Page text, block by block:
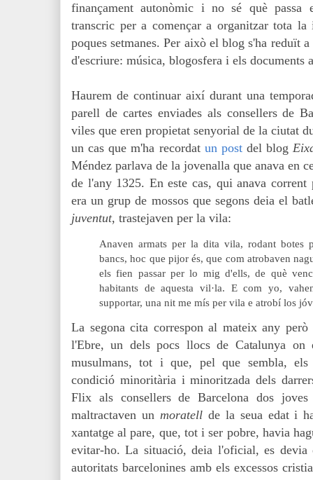
finançament autonòmic i no sé què passa
transcric per a començar a organitzar tota la
poques setmanes. Per això el blog s'ha reduït
d'escriure: música, blogosfera i els documents
Haurem de continuar així durant una
parell de cartes enviades als consellers de
viles que eren propietat senyorial de la ciutat
un cas que m'ha recordat un postdel blog
Méndez parlava de la jovenalla que anava en
de l'any 1325. En este cas, qui anava
era un grup de mossos que segons deia el
juventut, trastejaven per la vila:
Anaven armats per la dita vila, rodant botes
bancs, hoc que pijor és, que com atrobaven
els fien passar per lo mig d'ells, de què
habitants de aquesta vil·la. E com yo,
supportar, una nit me mís per vila e atrobí los
La segona cita correspon al mateix any
l'Ebre, un dels pocs llocs de Catalunya on
musulmans, tot i que, pel que sembla,
condició minoritària i minoritzada dels
Flix als consellers de Barcelona dos
maltractaven un moratellde la seua edati
xantatge al pare, que, tot i ser pobre, havia
evitar-ho. La situació, deia l'oficial, es
autoritats barcelonines amb els excessos